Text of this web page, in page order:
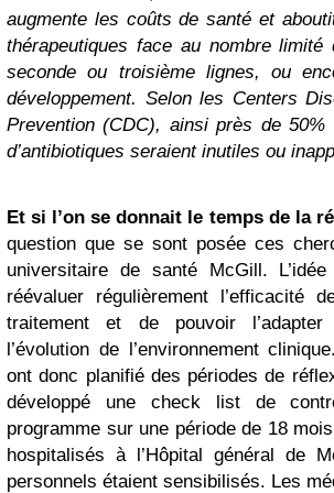
augmente les coûts de santé et
thérapeutiques face au nombre limité
seconde ou troisième lignes, ou
développement. Selon les Centers
Prevention (CDC), ainsi près de 50%
d’antibiotiques seraient inutiles ou
Et si l’on se donnait le temps de la
question que se sont posée ces
universitaire de santé McGill.
réévaluer régulièrement l’efficacité
traitement et de pouvoir
l’évolution de l’environnement
ont donc planifié des périodes de
développé une check list de
programme sur une période de 18
hospitalisés à l’Hôpital général de
personnels étaient sensibilisés. Les